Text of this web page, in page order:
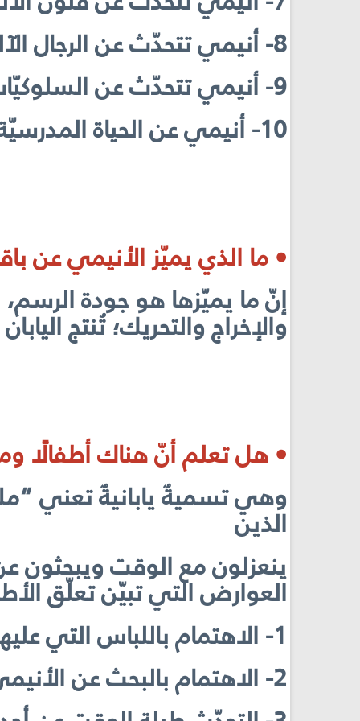
8- أنيمي تتحدّث عن الرجال الآليّين والمتحوّلين.
9- أنيمي تتحدّث عن السلوكيّات غير السويّة.
10- أنيمي عن الحياة المدرسيّة.
• ما الذي يميّز الأنيمي عن
إنّ ما يميّزها هو جودة
والإخراج والتحريك؛ تُنتج اليابان حوالي 200 أنيمي في
• هل تعلم أنّ هناك أطفالًا
وهي تسميةٌ يابانيةٌ تعني
الذين
ينعزلون مع الوقت ويبحثون
العوارض التي تبيّن تعلّق
1- الاهتمام باللباس التي عليها رسومات الأنيمي.
2- الاهتمام بالبحث عن الأنيمي على الانترنت.